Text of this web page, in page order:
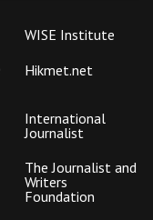
WISE Institute
Hikmet.net
International
Journalist
The Journalist and
Writers
Foundation